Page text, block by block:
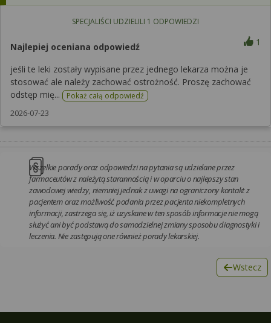
SPECJALIŚCI UDZIELILI 1 ODPOWIEDZI
Najlepiej oceniana odpowiedź 1
jeśli te leki zostały wypisane przez jednego lekarza można je
stosować ale należy zachować ostrożność. Proszę zachować
odstęp mię...
Pokaż całą odpowiedź
2026-07-23
Wszelkie porady oraz odpowiedzi na pytania są udzielane przez
farmaceutów z należytą starannością i w oparciu o najlepszy stan
zawodowej wiedzy, niemniej jednak z uwagi na ograniczony kontakt z
pacjentem oraz możliwość podania przez pacjenta niekompletnych
informacji, zastrzega się, iż uzyskane w ten sposób informacje nie mogą
służyć ani być podstawą do samodzielnej zmiany sposobu diagnostyki i
leczenia. Nie zastępują one również porady lekarskiej.
Wstecz